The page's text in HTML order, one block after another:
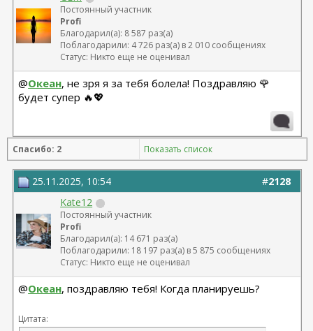
Постоянный участник
Profi
Благодарил(а): 8 587 раз(а)
Поблагодарили: 4 726 раз(а) в 2 010 сообщениях
Статус: Никто еще не оценивал
@Океан, не зря я за тебя болела! Поздравляю 🌹
будет супер 🔥💖
Спасибо: 2 Показать список
#2128
25.11.2025, 10:54
Kate12
Постоянный участник
Profi
Благодарил(а): 14 671 раз(а)
Поблагодарили: 18 197 раз(а) в 5 875 сообщениях
Статус: Никто еще не оценивал
@Океан, поздравляю тебя! Когда планируешь?
Цитата: